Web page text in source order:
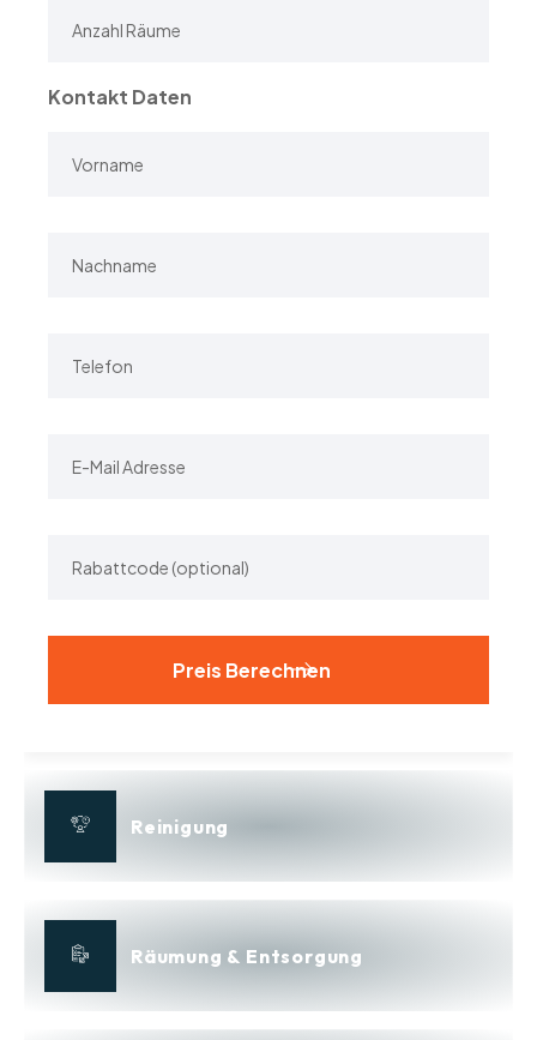
Kontakt Daten
Reinigung
Räumung & Entsorgung